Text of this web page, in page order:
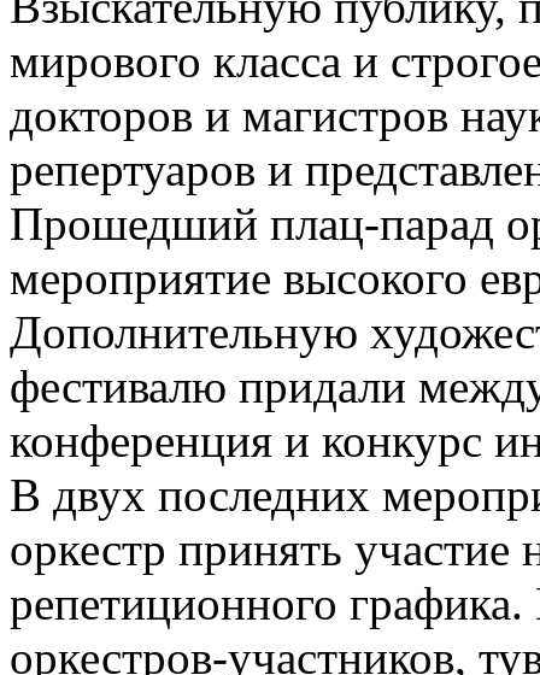
мирового класса и
докторов и магистров
репертуаров и
Прошедший плац-парад
мероприятие высокого
Дополнительную
фестивалю придали
конференция и конкурс
В двух последних
оркестр принять участие
репетиционного
оркестров-участников,